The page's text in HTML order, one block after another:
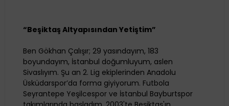
“Beşiktaş Altyapısından Yetiştim”
Ben Gökhan Çalışır; 29 yasındayım, 183
boyundayım, İstanbul doğumluyum, aslen
Sivaslıyım. Şu an 2. Lig ekiplerinden Anadolu
Üsküdarspor’da forma giyiyorum. Futbola
Seyrantepe Yeşilcespor ve İstanbul Bayburtspor